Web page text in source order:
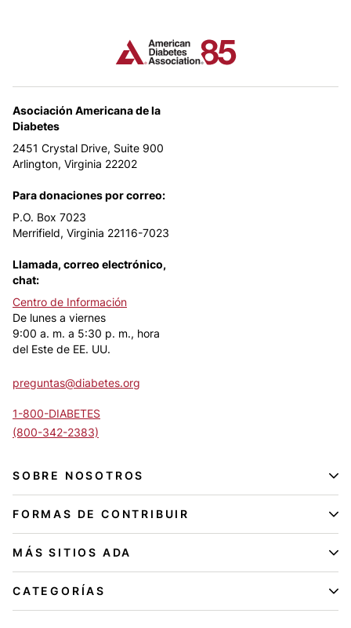
Asociación Americana de la
Diabetes
2451 Crystal Drive, Suite 900
Arlington, Virginia 22202
Para donaciones por correo:
P.O. Box 7023
Merrifield, Virginia 22116-7023
Llamada, correo electrónico,
chat:
Centro de Información
De lunes a viernes
9:00 a. m. a 5:30 p. m., hora
del Este de EE. UU.
preguntas@diabetes.org
1-800-DIABETES
(800-342-2383)
SOBRE NOSOTROS
FORMAS DE CONTRIBUIR
MÁS SITIOS ADA
CATEGORÍAS